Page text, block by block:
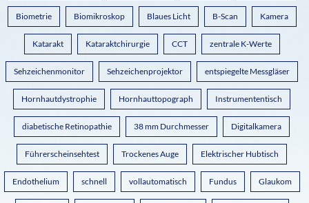
Biometrie Biomikroskop Blaues Licht B-Scan Kamera
Katarakt Kataraktchirurgie CCT zentrale K-Werte
Sehzeichenmonitor Sehzeichenprojektor entspiegelte Messgläser
Hornhautdystrophie Hornhauttopograph Instrumententisch
diabetische Retinopathie 38 mm Durchmesser Digitalkamera
Führerscheinsehtest Trockenes Auge Elektrischer Hubtisch
Endothelium schnell vollautomatisch Fundus Glaukom